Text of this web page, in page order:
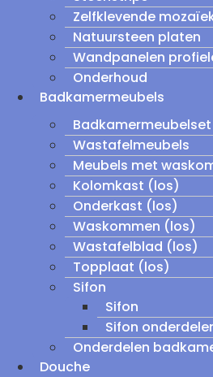
Zelfklevende
Natuursteen platen
Wandpanelen
Onderhoud
Badkamermeubels
Badkamermeubelset
Wastafelmeubels
Meubels met
Kolomkast (los)
Onderkast (los)
Waskommen (los)
Wastafelblad (los)
Topplaat (los)
Sifon
Sifon
Sifon
Onderdelen
Douche